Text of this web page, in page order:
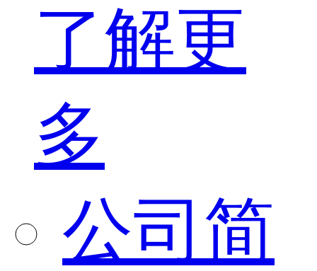
了解更
多
公司简